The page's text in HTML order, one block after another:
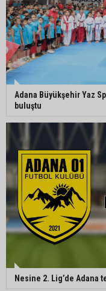
Adana Büyükşehir Yaz
buluştu
Nesine 2. Lig’de